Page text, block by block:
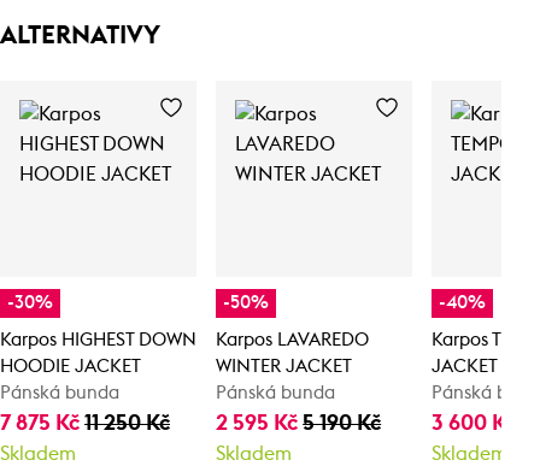
ALTERNATIVY
-30%
Karpos HIGHEST DOWN
HOODIE JACKET
Pánská bunda
7 875 Kč 11 250 Kč
Skladem
-50%
Karpos LAVAREDO
WINTER JACKET
Pánská bunda
2 595 Kč5 190 Kč
Skladem
-40%
Karpos
JACKET
Pánská
3 600 Kč
Skladem